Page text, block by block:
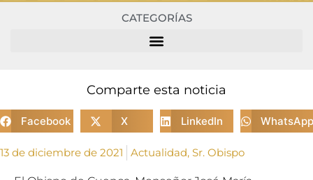
CATEGORÍAS
Comparte esta noticia
Facebook X LinkedIn WhatsApp
13 de diciembre de 2021 Actualidad, Sr. Obispo